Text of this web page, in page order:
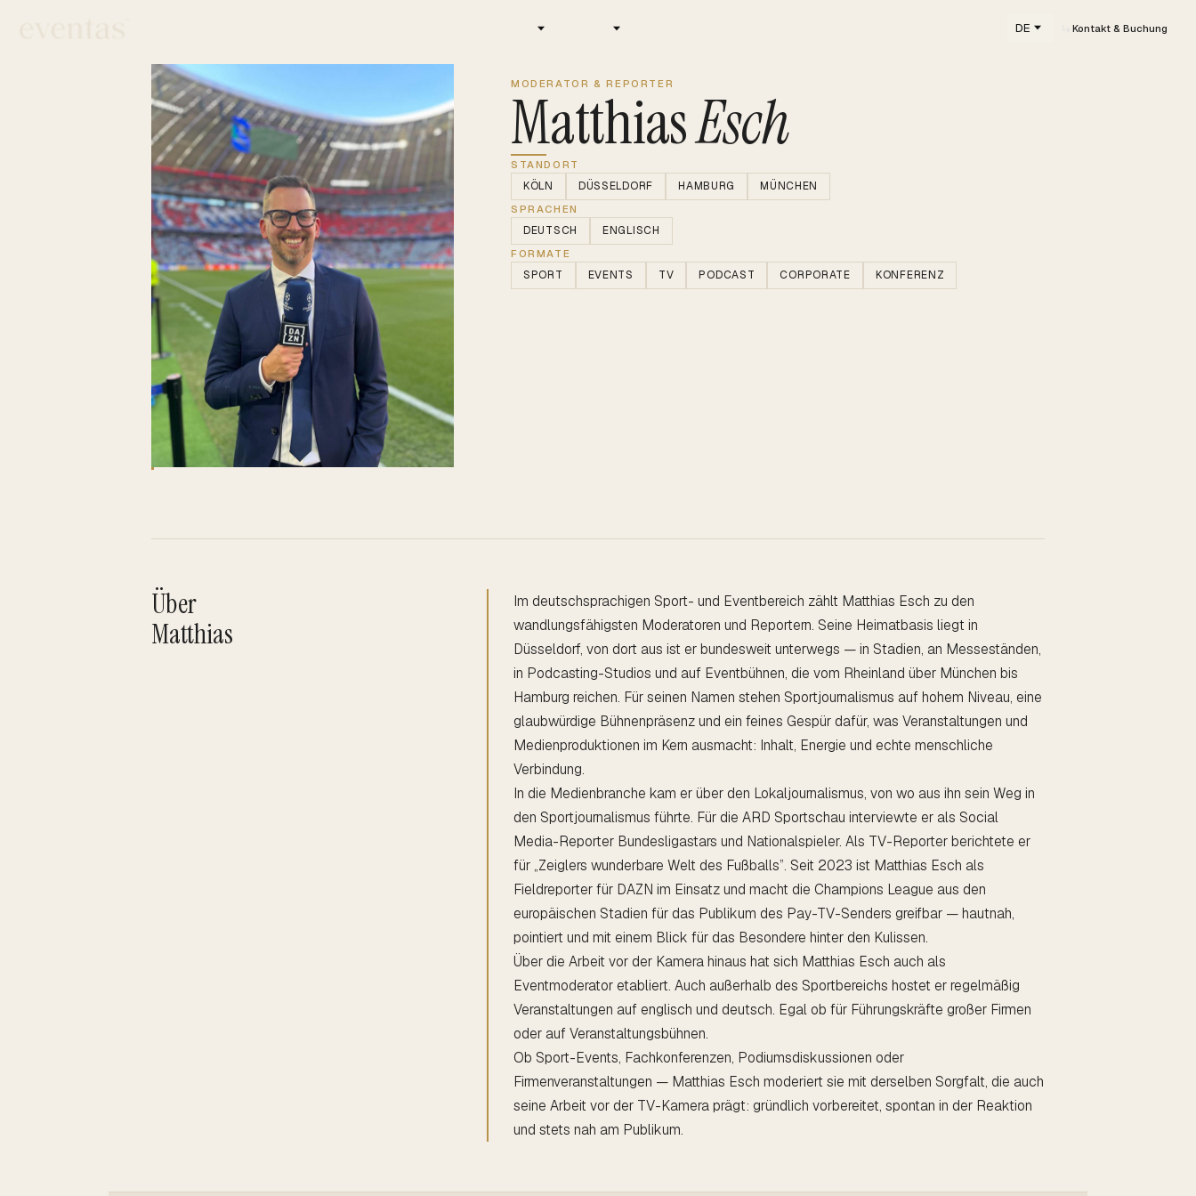
DE Kontakt & Buchung
MODERATOR & REPORTER
MatthiasEsch
STANDORT
KÖLN DÜSSELDORF HAMBURG MÜNCHEN
SPRACHEN
DEUTSCH ENGLISCH
FORMATE
SPORT EVENTS TV PODCAST CORPORATE KONFERENZ
Über
Matthias
Im deutschsprachigen Sport- und Eventbereich zählt Matthias Esch zu den
wandlungsfähigsten Moderatoren und Reportern. Seine Heimatbasis liegt in
Düsseldorf, von dort aus ist er bundesweit unterwegs — in Stadien, an Messeständen,
in Podcasting-Studios und auf Eventbühnen, die vom Rheinland über München bis
Hamburg reichen. Für seinen Namen stehen Sportjournalismus auf hohem Niveau, eine
glaubwürdige Bühnenpräsenz und ein feines Gespür dafür, was Veranstaltungen und
Medienproduktionen im Kern ausmacht: Inhalt, Energie und echte menschliche
Verbindung.
In die Medienbranche kam er über den Lokaljournalismus, von wo aus ihn sein Weg in
den Sportjournalismus führte. Für die ARD Sportschau interviewte er als Social
Media-Reporter Bundesligastars und Nationalspieler. Als TV-Reporter berichtete er
für „Zeiglers wunderbare Welt des Fußballs”. Seit 2023 ist Matthias Esch als
Fieldreporter für DAZN im Einsatz und macht die Champions League aus den
europäischen Stadien für das Publikum des Pay-TV-Senders greifbar — hautnah,
pointiert und mit einem Blick für das Besondere hinter den Kulissen.
Über die Arbeit vor der Kamera hinaus hat sich Matthias Esch auch als
Eventmoderator etabliert. Auch außerhalb des Sportbereichs hostet er regelmäßig
Veranstaltungen auf englisch und deutsch. Egal ob für Führungskräfte großer Firmen
oder auf Veranstaltungsbühnen.
Ob Sport-Events, Fachkonferenzen, Podiumsdiskussionen oder
Firmenveranstaltungen — Matthias Esch moderiert sie mit derselben Sorgfalt, die auch
seine Arbeit vor der TV-Kamera prägt: gründlich vorbereitet, spontan in der Reaktion
und stets nah am Publikum.